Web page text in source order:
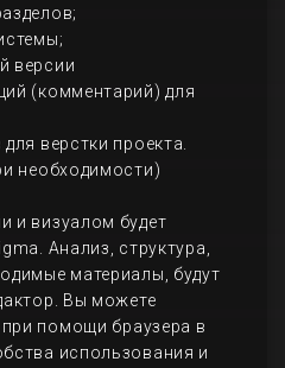
версии
(комментарий) для
верстки проекта.
необходимости)
и визуалом будет
Анализ, структура,
материалы, будут
Вы можете
помощи браузера в
использования и